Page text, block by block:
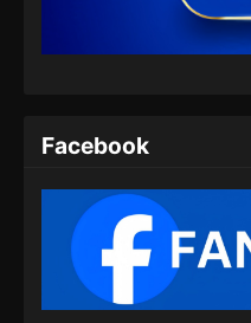
Eps 32 -
Subtitle
Subtitle
Facebook